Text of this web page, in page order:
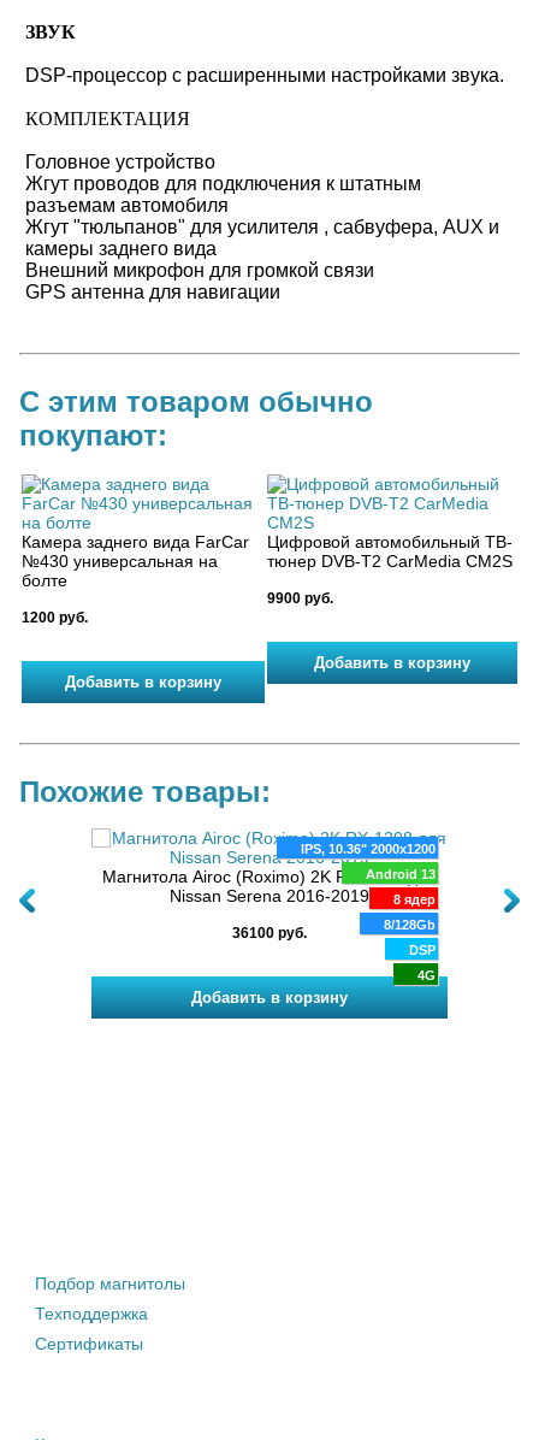
ЗВУК
DSP-процессор с расширенными настройками звука.
КОМПЛЕКТАЦИЯ
Головное устройство
Жгут проводов для подключения к штатным
разъемам автомобиля
Жгут "тюльпанов" для усилителя , сабвуфера, AUX и
камеры заднего вида
Внешний микрофон для громкой связи
GPS антенна для навигации
С этим товаром обычно
покупают:
Камера заднего вида FarCar
№430 универсальная на
болте
1200 руб.
Цифровой автомобильный ТВ-
тюнер DVB-T2 CarMedia CM2S
9900 руб.
Похожие товары:
460
IPS, 10.36" 2000x1200
Android 13
8 ядер
8/128Gb
DSP
4G
Магнитола Airoc (Roximo) 2K RX-1208 для
Nissan Serena 2016-2019
36100 руб.
Подбор магнитолы
Техподдержка
Сертификаты